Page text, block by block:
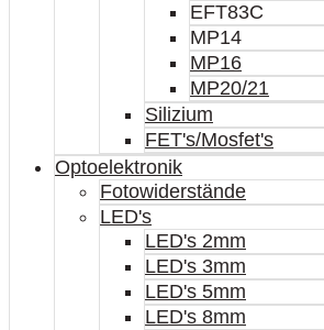
EFT83C
MP14
MP16
MP20/21
Silizium
FET's/Mosfet's
Optoelektronik
Fotowiderstände
LED's
LED's 2mm
LED's 3mm
LED's 5mm
LED's 8mm